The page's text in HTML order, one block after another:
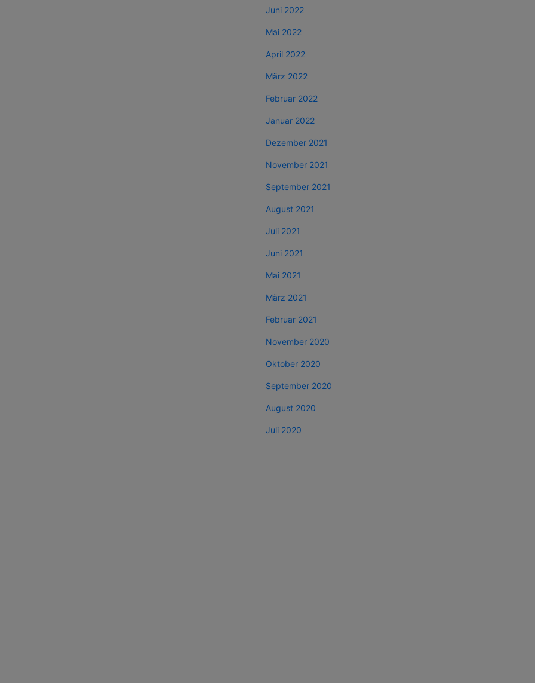
Juni 2022
Mai 2022
April 2022
März 2022
Februar 2022
Januar 2022
Dezember 2021
November 2021
September 2021
August 2021
Juli 2021
Juni 2021
Mai 2021
März 2021
Februar 2021
November 2020
Oktober 2020
September 2020
August 2020
Juli 2020